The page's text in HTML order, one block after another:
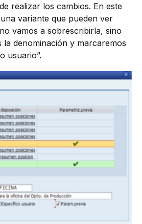
realizar los cambios. En este
variante que pueden ver
vamos a sobrescribirla, sino
la denominación y marcaremos
usuario”.